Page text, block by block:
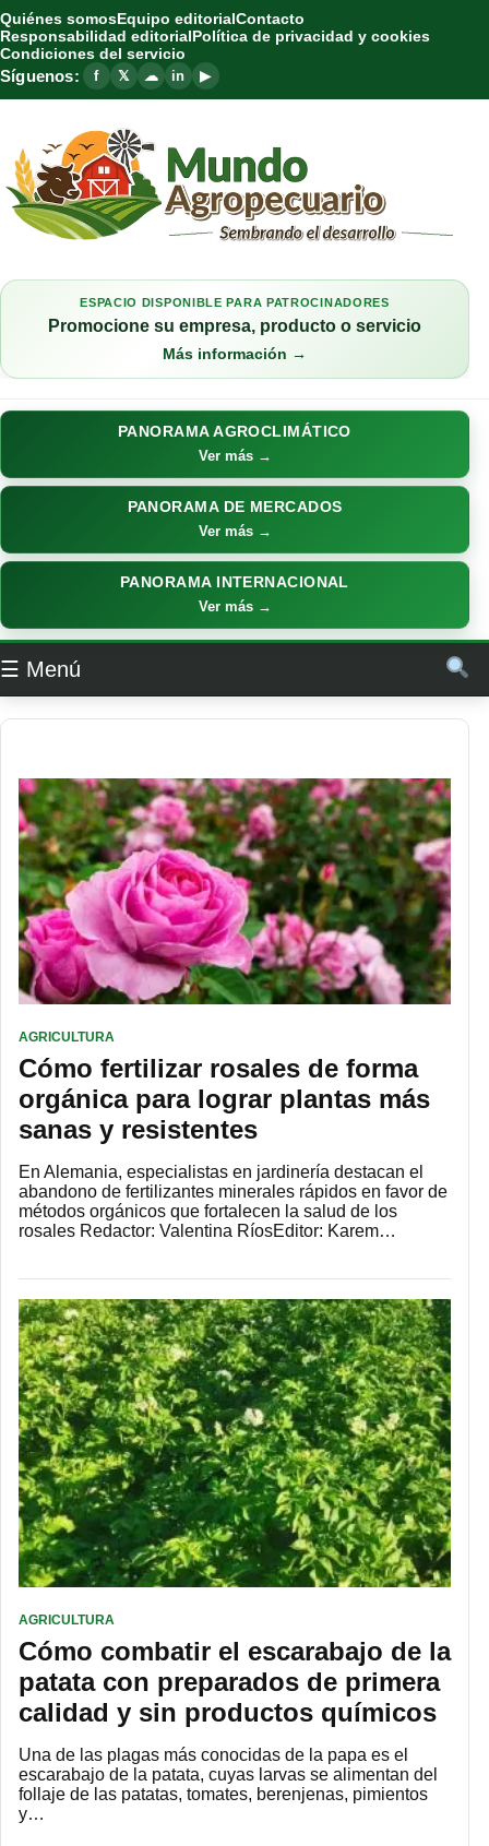
Quiénes somosEquipo editorialContacto
Responsabilidad editorialPolítica de privacidad y cookies
Condiciones del servicio
Síguenos: f 𝕏 ☁ in ▶
ESPACIO DISPONIBLE PARA PATROCINADORES
Promocione su empresa, producto o servicio
Más información →
PANORAMA AGROCLIMÁTICO
Ver más →
PANORAMA DE MERCADOS
Ver más →
PANORAMA INTERNACIONAL
Ver más →
☰ Menú
AGRICULTURA
Cómo fertilizar rosales de forma
orgánica para lograr plantas más
sanas y resistentes
En Alemania, especialistas en jardinería destacan el
abandono de fertilizantes minerales rápidos en favor de
métodos orgánicos que fortalecen la salud de los
rosales Redactor: Valentina RíosEditor: Karem…
AGRICULTURA
Cómo combatir el escarabajo de la
patata con preparados de primera
calidad y sin productos químicos
Una de las plagas más conocidas de la papa es el
escarabajo de la patata, cuyas larvas se alimentan del
follaje de las patatas, tomates, berenjenas, pimientos
y…